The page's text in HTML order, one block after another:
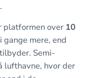
over 10
mere, end
Semi-
lufthavne, hvor der